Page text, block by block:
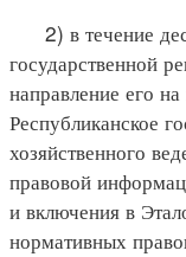
2) в течение
государственной
направление его
Республиканское
хозяйственного
правовой
и включения в
нормативных